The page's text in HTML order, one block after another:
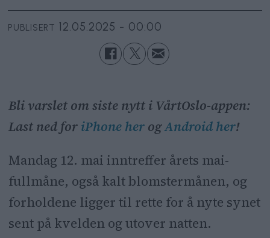
PUBLISERT 12.05.2025 - 00:00
Bli varslet om siste nytt i VårtOslo-appen:
Last ned for iPhone herogAndroid her!
Mandag 12. mai inntreffer årets mai-
fullmåne, også kalt blomstermånen, og
forholdene ligger til rette for å nyte synet
sent på kvelden og utover natten.